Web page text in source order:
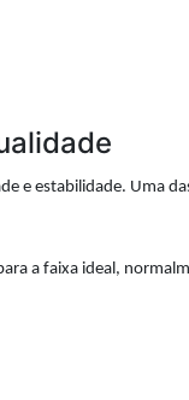
e estabilidade. Uma
a faixa ideal,